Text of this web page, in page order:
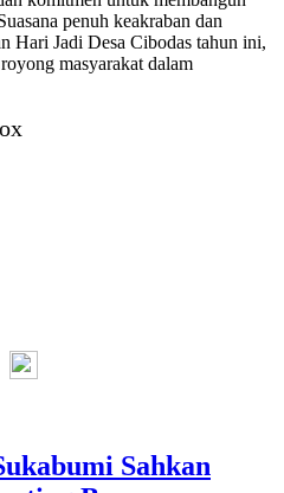
penuh keakraban dan
Hari Jadi Desa Cibodas tahun ini,
masyarakat dalam
Sahkan